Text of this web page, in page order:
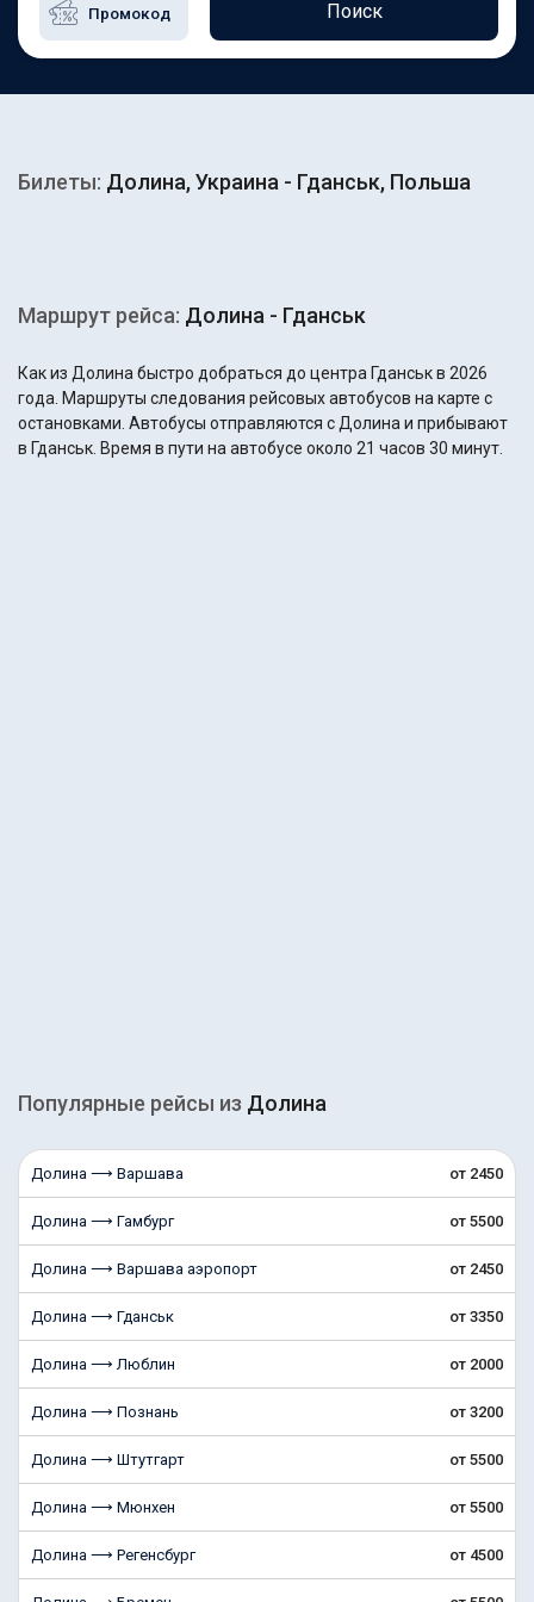
Поиск
Билеты: Долина, Украина - Гданськ, Польша
Маршрут рейса: Долина - Гданськ
Как из Долина быстро добраться до центра Гданськ в 2026
года. Маршруты следования рейсовых автобусов на карте с
остановками. Автобусы отправляются с Долина и прибывают
в Гданськ. Время в пути на автобусе около 21 часов 30 минут.
Популярные рейсы из Долина
Долина ⟶ Варшава от 2450
Долина ⟶ Гамбург от 5500
Долина ⟶ Варшава аэропорт от 2450
Долина ⟶ Гданськ от 3350
Долина ⟶ Люблин от 2000
Долина ⟶ Познань от 3200
Долина ⟶ Штутгарт от 5500
Долина ⟶ Мюнхен от 5500
Долина ⟶ Регенсбург от 4500